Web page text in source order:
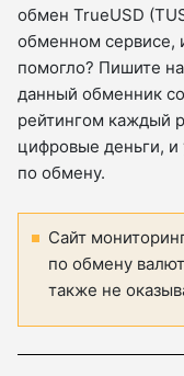
обмен TrueUSD
обменном сервисе,
помогло? Пишите
данный обменник
рейтингом каждый
цифровые деньги,
по обмену.
Сайт
по обмену
также не